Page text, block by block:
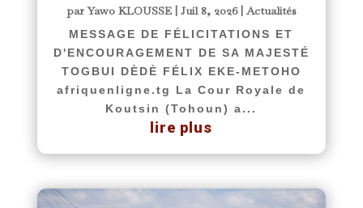
parYawo KLOUSSE| Juil 8, 2026|Actualités
MESSAGE DE FÉLICITATIONS ET
D'ENCOURAGEMENT DE SA MAJESTÉ
TOGBUI DÈDÈ FÉLIX EKE-METOHO
afriquenligne.tg La Cour Royale de
Koutsin (Tohoun) a...
lire plus